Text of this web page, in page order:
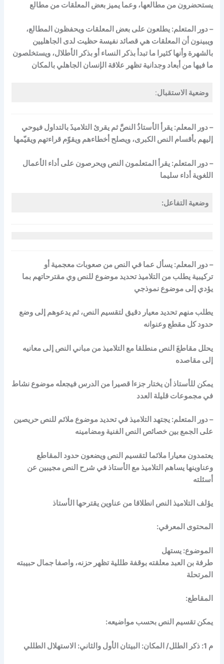
يستحضرون من مطالعها، وعما يميز بعض المعلقات من مطالع
– دور المتعلم: يطلعون على بعض المعلقات ويحفظون المطالع،
ويبينون أن المعلقات هي قصائد نفيسة حظيت لدى الجاهليين
بالشهرة وأنها كثيرا ما تبدأ بذكر النساء أو بذكر الأطلال، ويستخلصون
ما فيها من أبعاد وجدانية تظهر علاقة الإنسان الجاهلي بالمكان
وضعية الاستقبال:
– دور المعلم: يقرأ الأستاذُ النصَّ ثم يقرئ التلاميذَ بالتداول فيوحي
إليهم بأقسام النص الكبرى، ويصلح أخطاءهم ويقوّم قراءتهم ويقيّمها
– دور المتعلم: يقرأ المتعلمون النص ويحرصون على أداء الأعمال
اللغوية أداء سليما
وضعية التفاعل:
– دور المعلم: يسأل عما في النص من صعوبات معجمية أو
تركيبيةيطلب من التلاميذ تحديد موضوع للنص وي مقترحاتهم بما
يؤدي إلى موضوع نموذجي
يطلب منهم تحديد معيار دقيق لتقسيم النص، ثم يدعوهم إلى وضع
حدود كل مقطع وعنوانه
يحلل مقاطعَ النص منطلقا مع التلاميذ من مباني النص إلى معانيه
إلى مقاصده
يمكن للأستاذ أن يختار جزءا قصيرا من الدرس فيجعله موضوع نشاط
في مجموعات قليلة العدد
– دور المتعلم: يجتهد التلاميذ في تحديد موضوع ملائم للنص حريصين
على الجمع بين خصائص النص الفنية ومضامينه
يعتمدون معيارا ملائما لتقسيم النص ويضعون حدود المقاطع
وعناوينهايساهم التلاميذ مع الأستاذ في شرح النص مجيبين عن
أسئلته
يؤلف التلاميذ النص انطلاقا من عناوين يقترحها الأستاذ
المحتوى المعرفي:
الموضوع: يستهل
طرفة بن العبد معلقته بوقفة طللية تظهر حزنه، واصفا جمال حبيبته
المرتحلة
المقاطع:
يمكن تقسيم النص بحسب مواضيعه:
م 1: ذكر الطلل/ المكان: البيتان الأول والثاني: الاستهلال الطللي